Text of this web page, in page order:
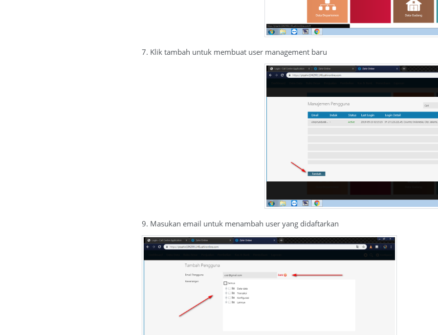
7. Klik tambah untuk membuat user management baru
9. Masukan email untuk menambah user yang didaftarkan